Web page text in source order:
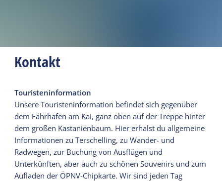
Kontakt
Touristeninformation
Unsere Touristeninformation befindet sich gegenüber
dem Fährhafen am Kai, ganz oben auf der Treppe hinter
dem großen Kastanienbaum. Hier erhalst du allgemeine
Informationen zu Terschelling, zu Wander- und
Radwegen, zur Buchung von Ausflügen und
Unterkünften, aber auch zu schönen Souvenirs und zum
Aufladen der ÖPNV-Chipkarte. Wir sind jeden Tag